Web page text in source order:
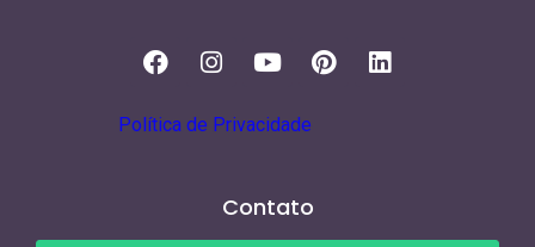
Política de Privacidade
Contato